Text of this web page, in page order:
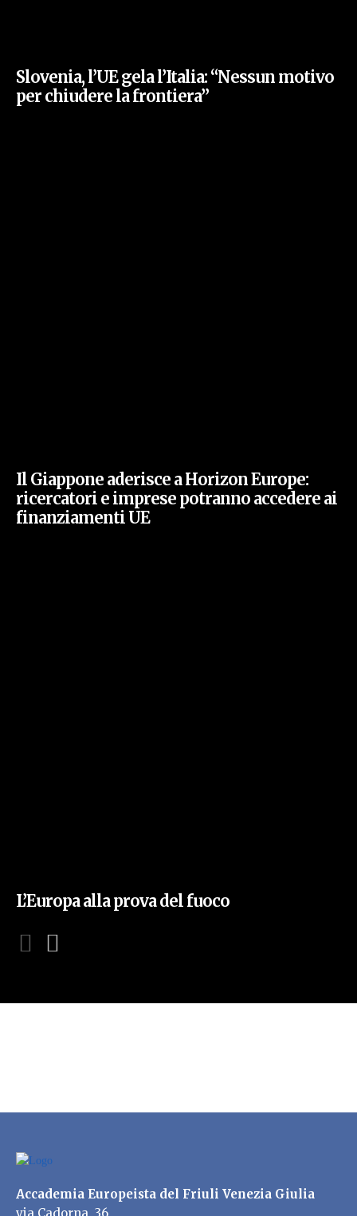
Slovenia, l’UE gela l’Italia: “Nessun motivo
per chiudere la frontiera”
Il Giappone aderisce a Horizon Europe:
ricercatori e imprese potranno accedere ai
finanziamenti UE
L’Europa alla prova del fuoco
Accademia Europeista del Friuli Venezia Giulia